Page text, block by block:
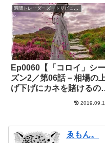
Ep0060【「コロイ」シー
ズン2／第06話－相場の
げ下げにカネを賭けるの
ゑもん。